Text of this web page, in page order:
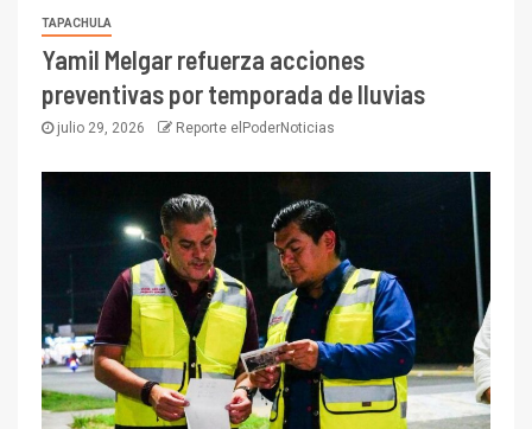
TAPACHULA
Yamil Melgar refuerza acciones
preventivas por temporada de lluvias
julio 29, 2026 Reporte elPoderNoticias